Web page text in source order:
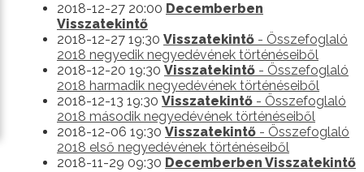
2018-12-27 20:00 Decemberben
Visszatekintő
2018-12-27 19:30 Visszatekintő - Összefoglaló
2018 negyedik negyedévének történéseiből
2018-12-20 19:30 Visszatekintő - Összefoglaló
2018 harmadik negyedévének történéseiből
2018-12-13 19:30 Visszatekintő - Összefoglaló
2018 második negyedévének történéseiből
2018-12-06 19:30 Visszatekintő - Összefoglaló
2018 első negyedévének történéseiből
2018-11-29 09:30 Decemberben Visszatekintő